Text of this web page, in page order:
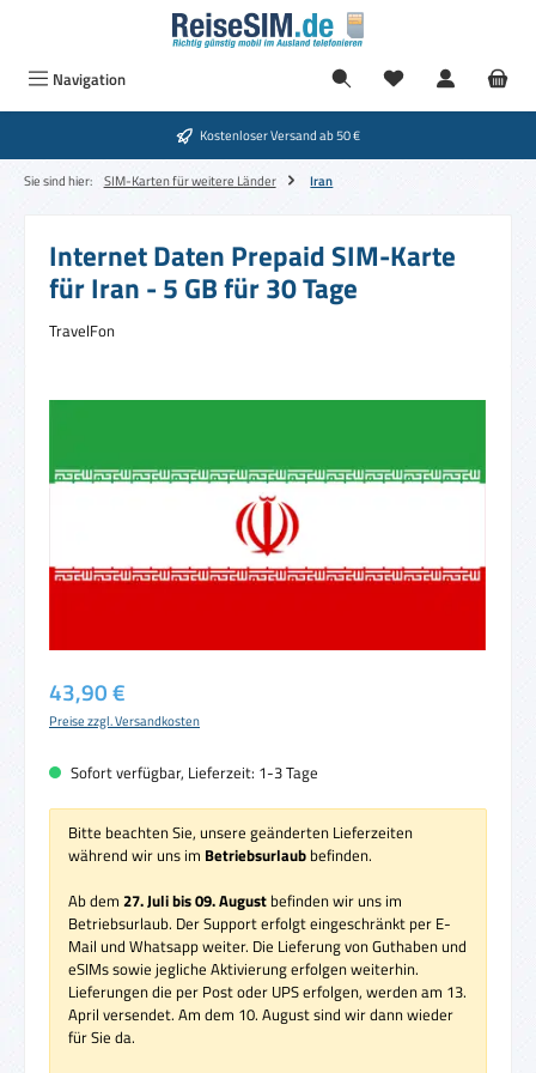
Zum Hauptinhalt springen
Navigation
Kostenloser Versand ab 50 €
Sie sind hier: SIM-Karten für weitere Länder Iran
Internet Daten Prepaid SIM-Karte
für Iran - 5 GB für 30 Tage
TravelFon
Bildergalerie überspringen
Regulärer Preis:
43,90 €
Preise zzgl. Versandkosten
Sofort verfügbar, Lieferzeit: 1-3 Tage
Bitte beachten Sie, unsere geänderten Lieferzeiten
während wir uns im Betriebsurlaub befinden.
Ab dem 27. Juli bis 09. August befinden wir uns im
Betriebsurlaub. Der Support erfolgt eingeschränkt per E-
Mail und Whatsapp weiter. Die Lieferung von Guthaben und
eSIMs sowie jegliche Aktivierung erfolgen weiterhin.
Lieferungen die per Post oder UPS erfolgen, werden am 13.
April versendet. Am dem 10. August sind wir dann wieder
für Sie da.